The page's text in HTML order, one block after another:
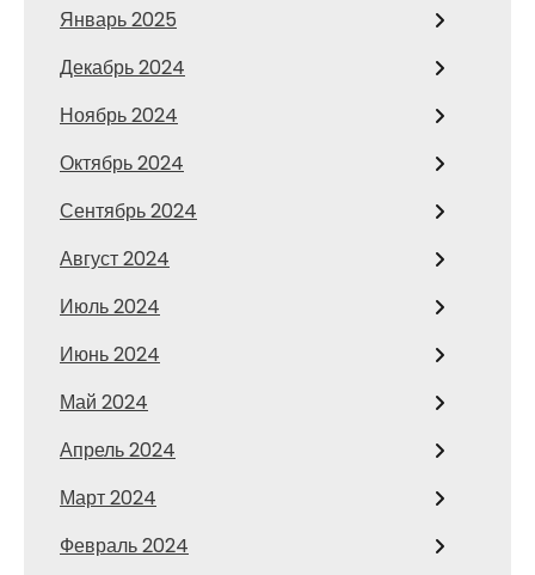
Январь 2025
Декабрь 2024
Ноябрь 2024
Октябрь 2024
Сентябрь 2024
Август 2024
Июль 2024
Июнь 2024
Май 2024
Апрель 2024
Март 2024
Февраль 2024